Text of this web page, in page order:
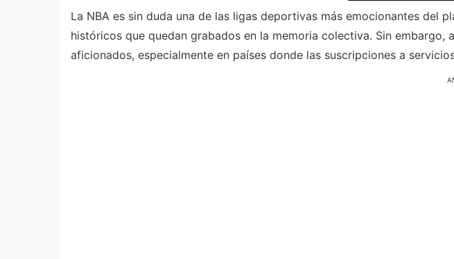
La NBA es sin duda una de las ligas deportivas más emocionantes del
históricos que quedan grabados en la memoria colectiva. Sin
aficionados, especialmente en países donde las suscripciones a